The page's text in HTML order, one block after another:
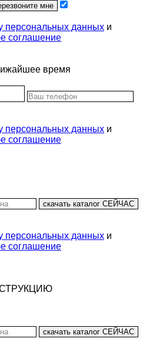
мне
персональных данных и
соглашение
время
персональных данных и
соглашение
скачать каталог СЕЙЧАС
персональных данных и
соглашение
скачать каталог СЕЙЧАС